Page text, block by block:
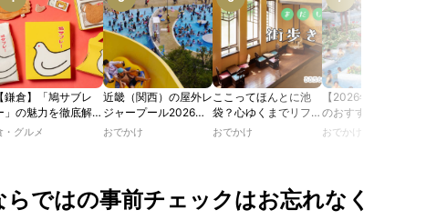
【鎌倉】「鳩サブレ
」の魅力を徹底解
！ 定番商品から限
・グルメ
近畿（関西）の屋外レ
ジャープール2026！
ウォータースライダー
おでかけ
ここってほんとに池
袋？心ゆくまでリフレ
ッシュできる池袋・街
おでかけ
【2026年最新】関東
のおすすめの屋内プー
ル人気10選
おでかけ
ではの事前チェックはお忘れなく